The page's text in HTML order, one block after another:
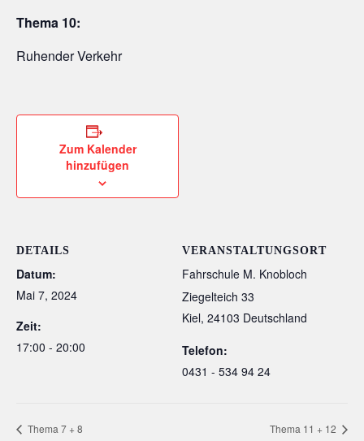
Thema 10:
Ruhender Verkehr
Zum Kalender
hinzufügen
DETAILS
Datum:
Mai 7, 2024
Zeit:
17:00 - 20:00
VERANSTALTUNGSORT
Fahrschule M. Knobloch
Ziegelteich 33
Kiel, 24103 Deutschland
Telefon:
0431 - 534 94 24
Thema 7 + 8 Thema 11 + 12